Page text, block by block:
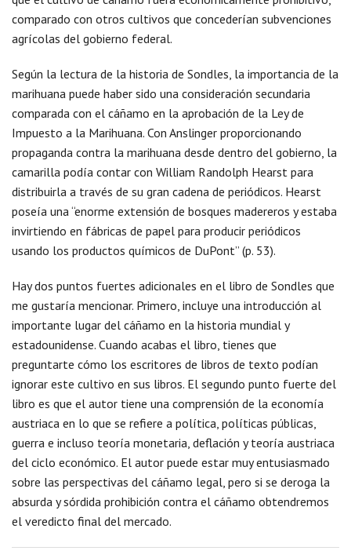
comparado con otros cultivos que concederían subvenciones
agrícolas del gobierno federal.
Según la lectura de la historia de Sondles, la importancia de la
marihuana puede haber sido una consideración secundaria
comparada con el cáñamo en la aprobación de la Ley de
Impuesto a la Marihuana. Con Anslinger proporcionando
propaganda contra la marihuana desde dentro del gobierno, la
camarilla podía contar con William Randolph Hearst para
distribuirla a través de su gran cadena de periódicos. Hearst
poseía una “enorme extensión de bosques madereros y estaba
invirtiendo en fábricas de papel para producir periódicos
usando los productos químicos de DuPont” (p. 53).
Hay dos puntos fuertes adicionales en el libro de Sondles que
me gustaría mencionar. Primero, incluye una introducción al
importante lugar del cáñamo en la historia mundial y
estadounidense. Cuando acabas el libro, tienes que
preguntarte cómo los escritores de libros de texto podían
ignorar este cultivo en sus libros. El segundo punto fuerte del
libro es que el autor tiene una comprensión de la economía
austriaca en lo que se refiere a política, políticas públicas,
guerra e incluso teoría monetaria, deflación y teoría austriaca
del ciclo económico. El autor puede estar muy entusiasmado
sobre las perspectivas del cáñamo legal, pero si se deroga la
absurda y sórdida prohibición contra el cáñamo obtendremos
el veredicto final del mercado.